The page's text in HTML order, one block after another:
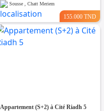
Sousse , Chatt Meriem
155.000 TND
Appartement (S+2) à Cité Riadh 5